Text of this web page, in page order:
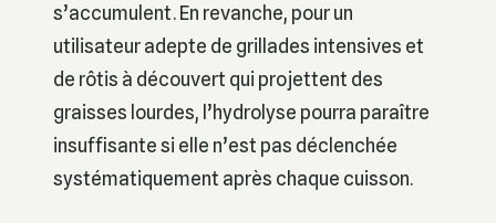
s’accumulent. En revanche, pour un
utilisateur adepte de grillades intensives et
de rôtis à découvert qui projettent des
graisses lourdes, l’hydrolyse pourra paraître
insuffisante si elle n’est pas déclenchée
systématiquement après chaque cuisson.